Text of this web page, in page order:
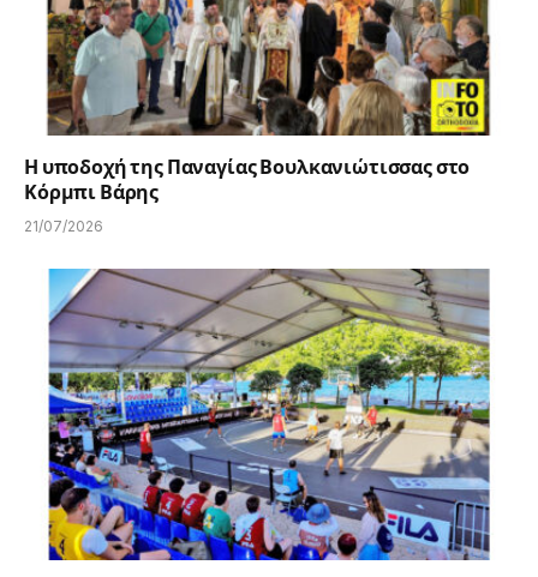
Η υποδοχή της Παναγίας Βουλκανιώτισσας στο
Κόρμπι Βάρης
21/07/2026